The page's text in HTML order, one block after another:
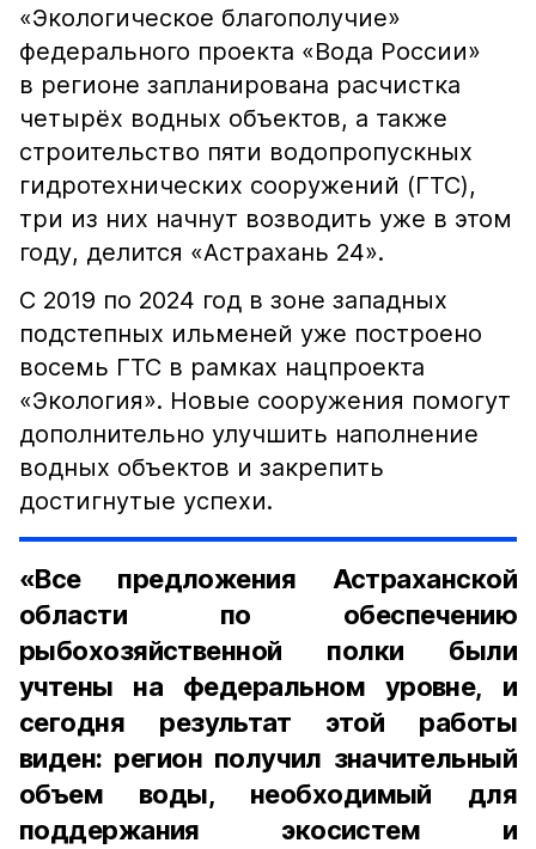
«Экологическое благополучие»
федерального проекта «Вода России»
в регионе запланирована расчистка
четырёх водных объектов, а также
строительство пяти водопропускных
гидротехнических сооружений (ГТС),
три из них начнут возводить уже в этом
году, делится «Астрахань 24».
С 2019 по 2024 год в зоне западных
подстепных ильменей уже построено
восемь ГТС в рамках нацпроекта
«Экология». Новые сооружения помогут
дополнительно улучшить наполнение
водных объектов и закрепить
достигнутые успехи.
«Все предложения Астраханской
области по обеспечению
рыбохозяйственной полки были
учтены на федеральном уровне, и
сегодня результат этой работы
виден: регион получил значительный
объем воды, необходимый для
поддержания экосистем и